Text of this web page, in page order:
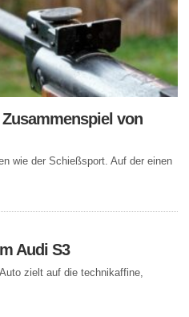
von
wie der Schießsport. Auf der einen
Audi S3
zielt auf die technikaffine,